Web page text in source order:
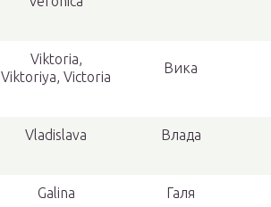
Viktoria,
Viktoriya, Victoria
Вика
Vladislava Влада
Galina Галя